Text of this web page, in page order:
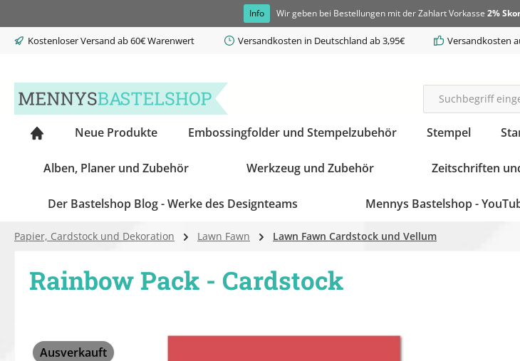
Info Wir geben bei Bestellungen mit der Zahlart Vorkasse 2%
Kostenloser Versand ab 60€ Warenwert Versandkosten in Deutschland ab 3,95€ Versandkosten
Neue Produkte Embossingfolder und Stempelzubehör Stempel
Alben, Planer und Zubehör Werkzeug und Zubehör Zeitschriften
Der Bastelshop Blog - Werke des Designteams Mennys Bastelshop -
Papier, Cardstock und Dekoration Lawn Fawn Lawn Fawn Cardstock und Vellum
Rainbow Pack - Cardstock
Bildergalerie überspringen
Ausverkauft